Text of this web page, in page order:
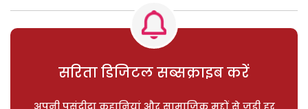
सरिता डिजिटल सब्सक्राइब करें